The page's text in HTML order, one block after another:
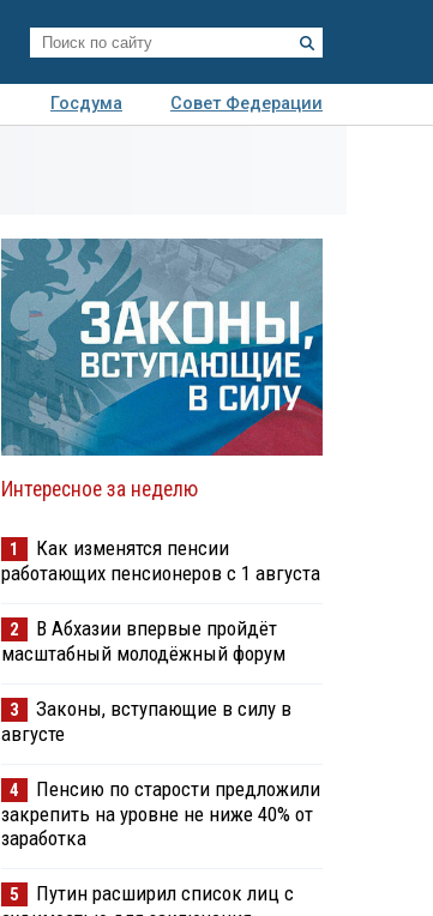
Госдума
Совет Федерации
Интересное за неделю
1
Как изменятся пенсии
работающих пенсионеров с 1 августа
2
В Абхазии впервые пройдёт
масштабный молодёжный форум
3
Законы, вступающие в силу в
августе
4
Пенсию по старости предложили
закрепить на уровне не ниже 40% от
заработка
5
Путин расширил список лиц с